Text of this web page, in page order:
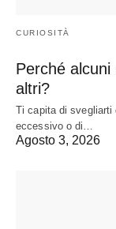
CURIOSITÀ
Perché
altri?
Ti capita di svegliarti
eccessivo o di…
Agosto 3, 2026